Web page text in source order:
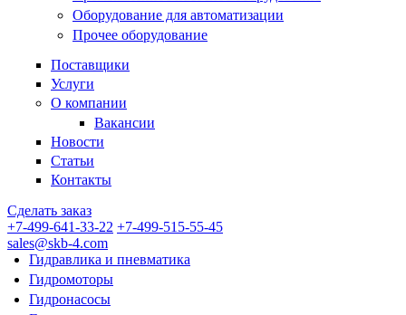
Оборудование для автоматизации
Прочее оборудование
Поставщики
Услуги
О компании
Вакансии
Новости
Статьи
Контакты
Сделать заказ
+7-499-641-33-22 +7-499-515-55-45
sales@skb-4.com
Гидравлика и пневматика
Гидромоторы
Гидронасосы